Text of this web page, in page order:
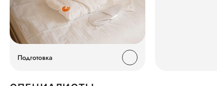
Подготовка